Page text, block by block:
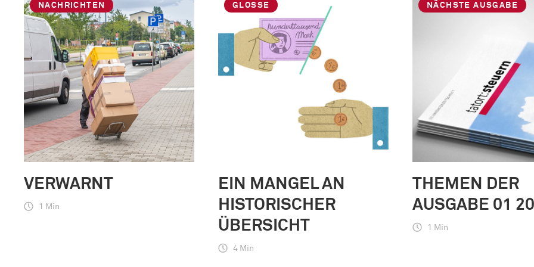
NACHRICHTEN
VERWARNT
1 Min
GLOSSE
EIN MANGEL AN
HISTORISCHER
ÜBERSICHT
4 Min
NÄCHSTE AUSGABE
THEMEN DER
AUSGABE 01
1 Min